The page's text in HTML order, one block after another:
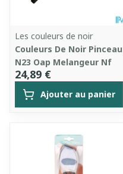
Les couleurs de noir
Couleurs De Noir Pinceau
N23 Oap Melangeur Nf
24,89 €
Ajouter au panier